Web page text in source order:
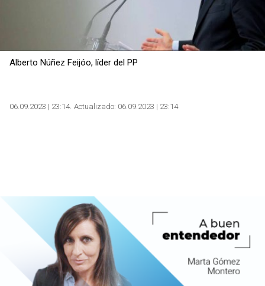
Alberto Núñez Feijóo, líder del PP
06.09.2023 | 23:14 Actualizado: 06.09.2023 | 23:14